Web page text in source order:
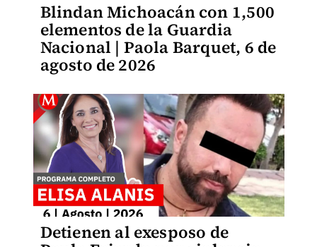
Blindan Michoacán con 1,500
elementos de la Guardia
Nacional | Paola Barquet, 6 de
agosto de 2026
Detienen al exesposo de